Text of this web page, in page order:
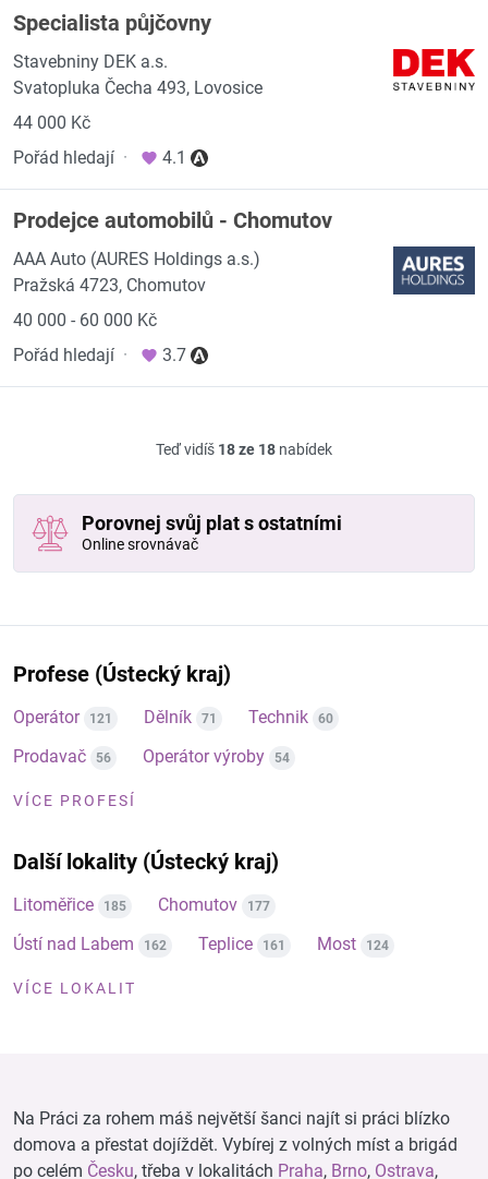
Specialista půjčovny
Stavebniny DEK a.s.
Svatopluka Čecha 493, Lovosice
44 000 Kč
Pořád hledají · 4.1
Prodejce automobilů - Chomutov
AAA Auto (AURES Holdings a.s.)
Pražská 4723, Chomutov
40 000 - 60 000 Kč
Pořád hledají · 3.7
Teď vidíš 18 ze 18 nabídek
Porovnej svůj plat s ostatními
Online srovnávač
Profese (Ústecký kraj)
Operátor 121 Dělník 71 Technik 60
Prodavač 56 Operátor výroby 54
VÍCE PROFESÍ
Další lokality (Ústecký kraj)
Litoměřice 185 Chomutov 177
Ústí nad Labem 162 Teplice 161 Most 124
VÍCE LOKALIT
Na Práci za rohem máš největší šanci najít si práci blízko
domova a přestat dojíždět. Vybírej z volných míst a brigád
po celém Česku, třeba v lokalitách Praha, Brno, Ostrava,